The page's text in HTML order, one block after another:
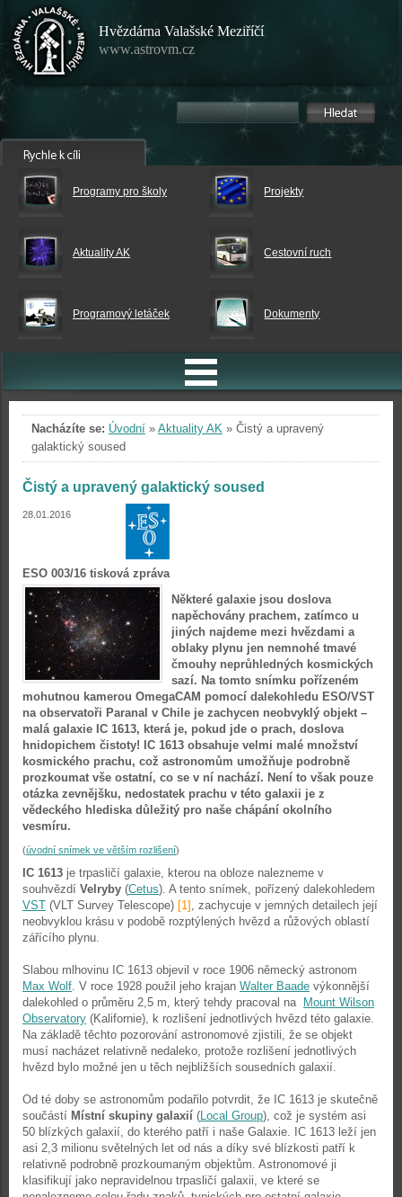
Hvězdárna Valašské Meziříčí
www.astrovm.cz
Programy pro školy Projekty
Aktuality AK Cestovní ruch
Programový letáček Dokumenty
Nacházíte se: Úvodní » Aktuality AK » Čistý a upravený
galaktický soused
Čistý a upravený galaktický soused
28.01.2016
ESO 003/16 tisková zpráva
Některé galaxie jsou doslova
napěchovány prachem, zatímco u
jiných najdeme mezi hvězdami a
oblaky plynu jen nemnohé tmavé
čmouhy neprůhledných kosmických
sazí. Na tomto snímku pořízeném
mohutnou kamerou OmegaCAM pomocí dalekohledu ESO/VST
na observatoři Paranal v Chile je zachycen neobvyklý objekt –
malá galaxie IC 1613, která je, pokud jde o prach, doslova
hnidopichem čistoty! IC 1613 obsahuje velmi malé množství
kosmického prachu, což astronomům umožňuje podrobně
prozkoumat vše ostatní, co se v ní nachází. Není to však pouze
otázka zevnějšku, nedostatek prachu v této galaxii je z
vědeckého hlediska důležitý pro naše chápání okolního
vesmíru.
(úvodní snímek ve větším rozlišení)
IC 1613 je trpasličí galaxie, kterou na obloze nalezneme v
souhvězdí Velryby (Cetus). A tento snímek, pořízený dalekohledem
VST (VLT Survey Telescope) [1] , zachycuje v jemných detailech její
neobvyklou krásu v podobě rozptýlených hvězd a růžových oblastí
zářícího plynu.
Slabou mlhovinu IC 1613 objevil v roce 1906 německý astronom
Max Wolf. V roce 1928 použil jeho krajan Walter Baade výkonnější
dalekohled o průměru 2,5 m, který tehdy pracoval na Mount Wilson
Observatory (Kalifornie), k rozlišení jednotlivých hvězd této galaxie.
Na základě těchto pozorování astronomové zjistili, že se objekt
musí nacházet relativně nedaleko, protože rozlišení jednotlivých
hvězd bylo možné jen u těch nejbližších sousedních galaxií.
Od té doby se astronomům podařilo potvrdit, že IC 1613 je skutečně
součástí Místní skupiny galaxií (Local Group), což je systém asi
50 blízkých galaxií, do kterého patří i naše Galaxie. IC 1613 leží jen
asi 2,3 milionu světelných let od nás a díky své blízkosti patří k
relativně podrobně prozkoumaným objektům. Astronomové ji
klasifikují jako nepravidelnou trpasličí galaxii, ve které se